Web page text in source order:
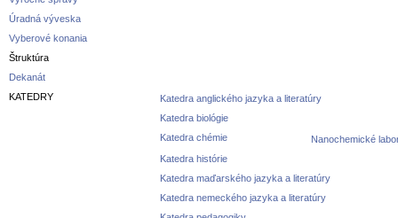
Úradná výveska
Vyberové konania
Štruktúra
Dekanát
KATEDRY
Katedra anglického jazyka a literatúry
Katedra biológie
Katedra chémie
Nanochemické
Katedra histórie
Katedra maďarského jazyka a literatúry
Katedra nemeckého jazyka a literatúry